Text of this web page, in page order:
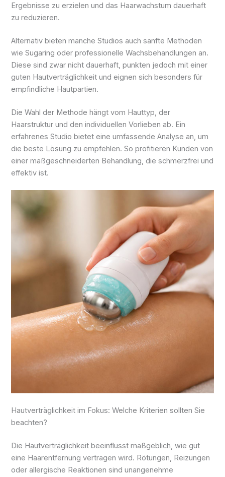
Ergebnisse zu erzielen und das Haarwachstum dauerhaft
zu reduzieren.
Alternativ bieten manche Studios auch sanfte Methoden
wie Sugaring oder professionelle Wachsbehandlungen an.
Diese sind zwar nicht dauerhaft, punkten jedoch mit einer
guten Hautverträglichkeit und eignen sich besonders für
empfindliche Hautpartien.
Die Wahl der Methode hängt vom Hauttyp, der
Haarstruktur und den individuellen Vorlieben ab. Ein
erfahrenes Studio bietet eine umfassende Analyse an, um
die beste Lösung zu empfehlen. So profitieren Kunden von
einer maßgeschneiderten Behandlung, die schmerzfrei und
effektiv ist.
Hautverträglichkeit im Fokus: Welche Kriterien sollten Sie
beachten?
Die Hautverträglichkeit beeinflusst maßgeblich, wie gut
eine Haarentfernung vertragen wird. Rötungen, Reizungen
oder allergische Reaktionen sind unangenehme